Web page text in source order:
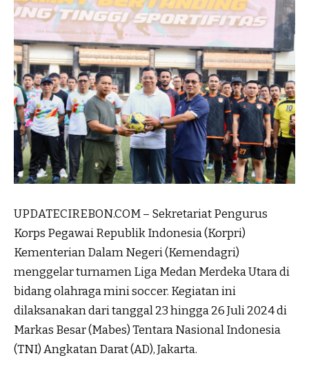
UPDATECIREBON.COM – Sekretariat Pengurus
Korps Pegawai Republik Indonesia (Korpri)
Kementerian Dalam Negeri (Kemendagri)
menggelar turnamen Liga Medan Merdeka Utara di
bidang olahraga mini soccer. Kegiatan ini
dilaksanakan dari tanggal 23 hingga 26 Juli 2024 di
Markas Besar (Mabes) Tentara Nasional Indonesia
(TNI) Angkatan Darat (AD), Jakarta.